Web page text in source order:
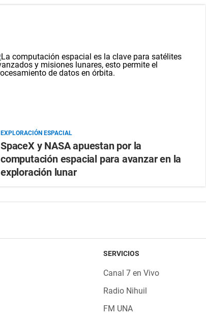
EXPLORACIÓN ESPACIAL
SpaceX y NASA apuestan por la
computación espacial para avanzar en la
exploración lunar
SERVICIOS
Canal 7 en Vivo
Radio Nihuil
FM UNA